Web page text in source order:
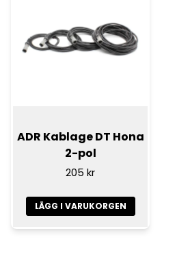
ADR Kablage DT Hona
2-pol
205 kr
LÄGG I VARUKORGEN